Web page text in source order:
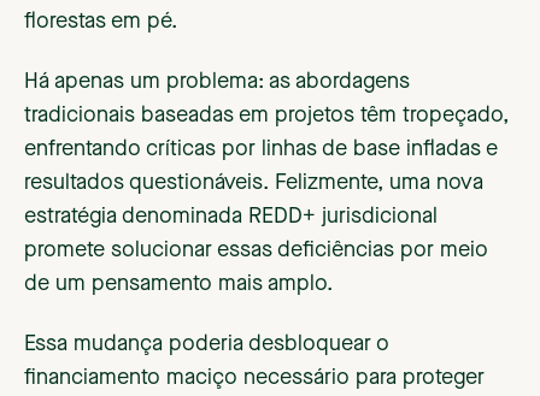
florestas em pé.
Há apenas um problema: as abordagens
tradicionais baseadas em projetos têm tropeçado,
enfrentando críticas por linhas de base infladas e
resultados questionáveis. Felizmente, uma nova
estratégia denominada REDD+ jurisdicional
promete solucionar essas deficiências por meio
de um pensamento mais amplo.
Essa mudança poderia desbloquear o
financiamento maciço necessário para proteger